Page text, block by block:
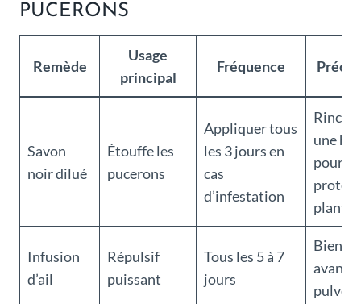
PUCERONS
Remède
Usage
principal
Fréquence
Savon
noir dilué
Étouffe les
pucerons
Appliquer tous
les 3 jours en
cas
d’infestation
Rincer
une
pour
plante
Infusion
d’ail
Répulsif
puissant
Tous les 5 à 7
jours
Bien
avant